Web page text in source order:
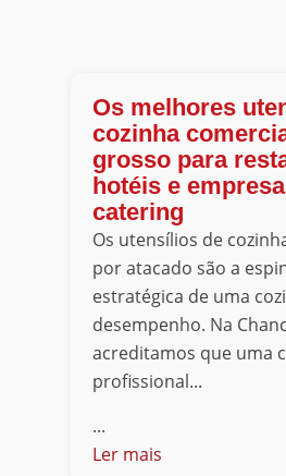
Os melhores
cozinha
grosso para
hotéis e
catering
Os utensílios de
por atacado são a
estratégica de uma
desempenho. Na
acreditamos que uma
profissional...
...
Ler mais